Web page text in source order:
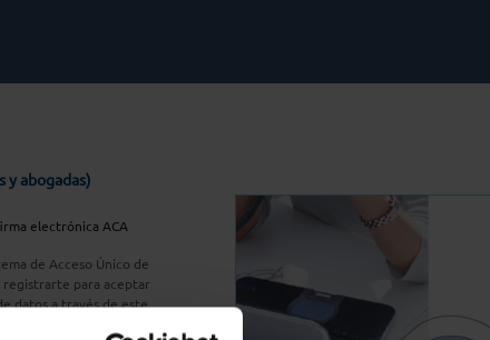
y abogadas)
electrónica ACA
de Acceso Único de
registrarte para aceptar
datos a través de este